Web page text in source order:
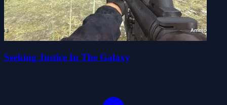
Seeking Justice In The Galaxy